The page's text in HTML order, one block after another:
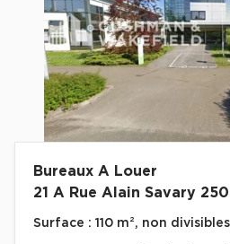
Bureaux A Louer
21 A Rue Alain Savary
Surface : 110 m², non divisibles